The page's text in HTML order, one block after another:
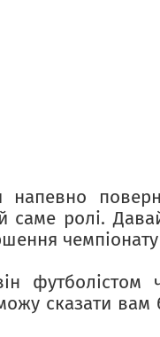
саме ролі.
чемпіонату
футболістом
сказати вам